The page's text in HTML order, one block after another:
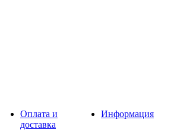
Оплата и
доставка
Информация